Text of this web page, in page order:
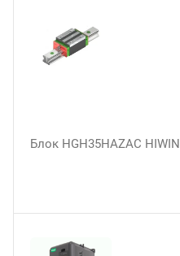
Блок HGH35HAZAC HIWIN